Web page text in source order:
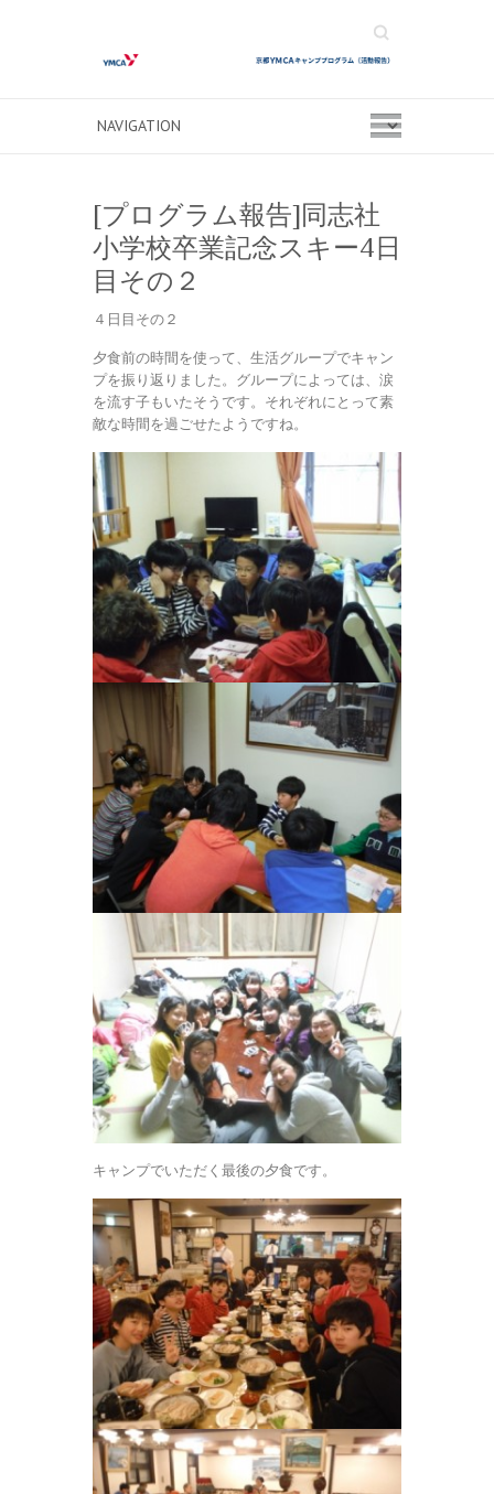
Search
[プログラム報告]同志社
小学校卒業記念スキー4日
目その２
４日目その２
夕食前の時間を使って、生活グループでキャン
プを振り返りました。グループによっては、涙
を流す子もいたそうです。それぞれにとって素
敵な時間を過ごせたようですね。
キャンプでいただく最後の夕食です。